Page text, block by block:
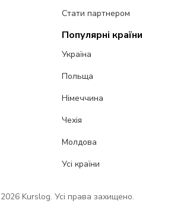
Стати партнером
Популярні країни
Україна
Польща
Німеччина
Чехія
Молдова
Усі країни
Kurslog. Усі права захищено.